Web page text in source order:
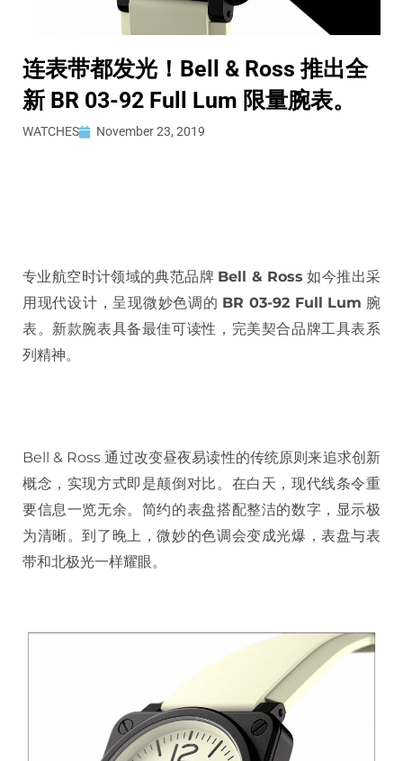
连表带都发光！Bell & Ross 推出全
新 BR 03-92 Full Lum 限量腕表。
WATCHES November 23, 2019
专业航空时计领域的典范品牌 Bell & Ross 如今推出采
用现代设计，呈现微妙色调的 BR 03-92 Full Lum 腕
表。新款腕表具备最佳可读性，完美契合品牌工具表系
列精神。
Bell & Ross 通过改变昼夜易读性的传统原则来追求创新
概念，实现方式即是颠倒对比。在白天，现代线条令重
要信息一览无余。简约的表盘搭配整洁的数字，显示极
为清晰。到了晚上，微妙的色调会变成光爆，表盘与表
带和北极光一样耀眼。